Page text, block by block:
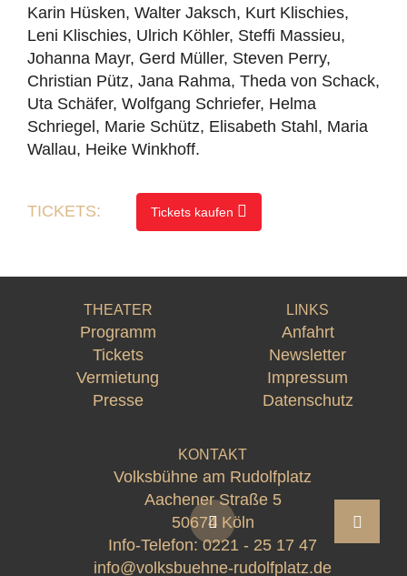
Karin Hüsken, Walter Jaksch, Kurt Klischies,
Leni Klischies, Ulrich Köhler, Steffi Massieu,
Johanna Mayr, Gerd Müller, Steven Perry,
Christian Pütz, Jana Rahma, Theda von Schack,
Uta Schäfer, Wolfgang Schriefer, Helma
Schriegel, Marie Schütz, Elisabeth Stahl, Maria
Wallau, Heike Winkhoff.
TICKETS: Tickets kaufen
THEATER
Programm
Tickets
Vermietung
Presse
LINKS
Anfahrt
Newsletter
Impressum
Datenschutz
KONTAKT
Volksbühne am Rudolfplatz
Aachener Straße 5
50674 Köln
Info-Telefon:0221 - 25 17 47
info@volksbuehne-rudolfplatz.de